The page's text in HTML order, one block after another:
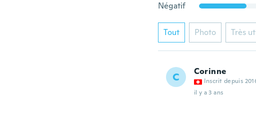
Négatif
Tout Photo Très
C Corinne
Inscrit depuis
il y a 3 ans